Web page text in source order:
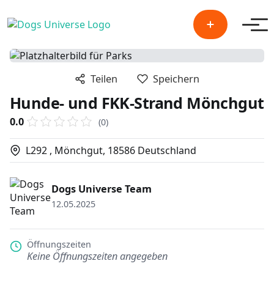
Teilen Speichern
Hunde- und FKK-Strand Mönchgut
0.0 (0)
L292 , Mönchgut, 18586 Deutschland
Dogs Universe Team
12.05.2025
Öffnungszeiten
Keine Öffnungszeiten angegeben